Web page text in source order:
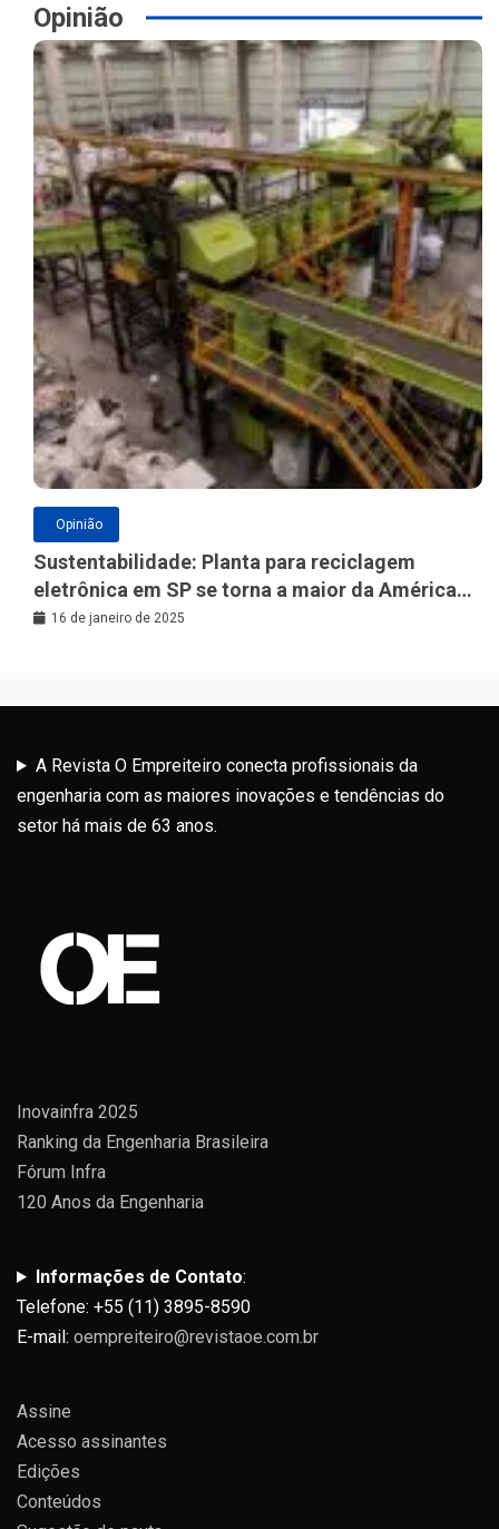
Opinião
Opinião
Sustentabilidade: Planta para reciclagem
eletrônica em SP se torna a maior da América
Latina
16 de janeiro de 2025
A Revista O Empreiteiro conecta profissionais da
engenharia com as maiores inovações e tendências do
setor há mais de 63 anos.
Inovainfra 2025
Ranking da Engenharia Brasileira
Fórum Infra
120 Anos da Engenharia
Informações de Contato:
Telefone: +55 (11) 3895-8590
E-mail: oempreiteiro@revistaoe.com.br
Assine
Acesso assinantes
Edições
Conteúdos